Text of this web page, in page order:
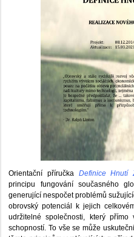
Orientační příručka Definice Hnutí
principu fungování současného
generující nespočet problémů
obrovský potenciál k jejich
udržitelné společnosti, který přímo
schopností. To vše se může